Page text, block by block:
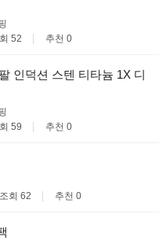
52 추천 0
인덕션 스텐 티타늄 1X 디
59 추천 0
조회 62 추천 0